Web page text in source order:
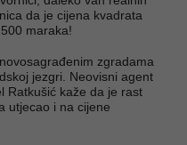
da je cijena kvadrata
maraka!
zgradama
jezgri. Neovisni agent
Ratkušić kaže da je rast
utjecao i na cijene